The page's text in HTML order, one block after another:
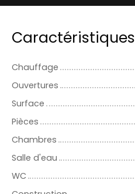
Chauffage
Ouvertures
Surface
Pièces
Chambres
Salle d'eau
WC